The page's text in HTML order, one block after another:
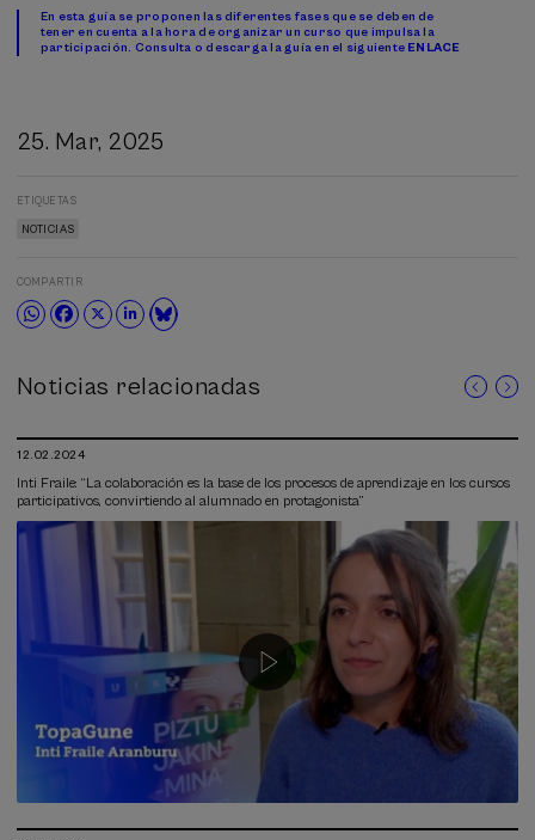
En esta guía se proponen las diferentes fases que se deben de
tener en cuenta a la hora de organizar un curso que impulsa la
participación. Consulta o descarga la guía en el siguiente ENLACE
25. Mar, 2025
ETIQUETAS
NOTICIAS
COMPARTIR
Noticias relacionadas
12.02.2024
Inti Fraile: “La colaboración es la base de los procesos de aprendizaje en los cursos
participativos, convirtiendo al alumnado en protagonista”